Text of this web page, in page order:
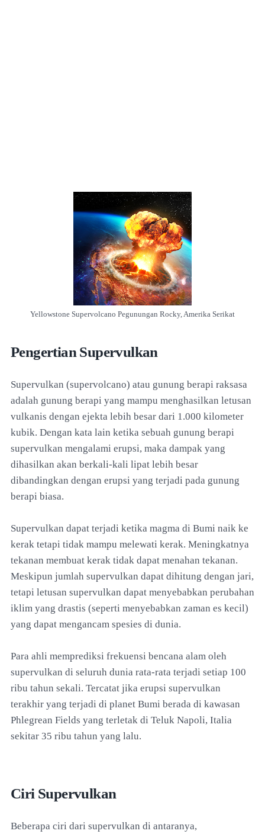
Yellowstone Supervolcano Pegunungan Rocky, Amerika Serikat
Pengertian Supervulkan
Supervulkan (supervolcano) atau gunung berapi raksasa
adalah gunung berapi yang mampu menghasilkan letusan
vulkanis dengan ejekta lebih besar dari 1.000 kilometer
kubik. Dengan kata lain ketika sebuah gunung berapi
supervulkan mengalami erupsi, maka dampak yang
dihasilkan akan berkali-kali lipat lebih besar
dibandingkan dengan erupsi yang terjadi pada gunung
berapi biasa.
Supervulkan dapat terjadi ketika magma di Bumi naik ke
kerak tetapi tidak mampu melewati kerak. Meningkatnya
tekanan membuat kerak tidak dapat menahan tekanan.
Meskipun jumlah supervulkan dapat dihitung dengan jari,
tetapi letusan supervulkan dapat menyebabkan perubahan
iklim yang drastis (seperti menyebabkan zaman es kecil)
yang dapat mengancam spesies di dunia.
Para ahli memprediksi frekuensi bencana alam oleh
supervulkan di seluruh dunia rata-rata terjadi setiap 100
ribu tahun sekali. Tercatat jika erupsi supervulkan
terakhir yang terjadi di planet Bumi berada di kawasan
Phlegrean Fields yang terletak di Teluk Napoli, Italia
sekitar 35 ribu tahun yang lalu.
Ciri Supervulkan
Beberapa ciri dari supervulkan di antaranya,